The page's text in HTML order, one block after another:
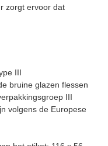
zorgt ervoor dat
III
bruine glazen flessen
III
volgens de Europese